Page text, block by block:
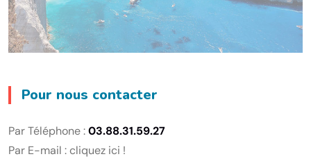
Pour nous contacter
Par Téléphone :03.88.31.59.27
Par E-mail : cliquez ici !